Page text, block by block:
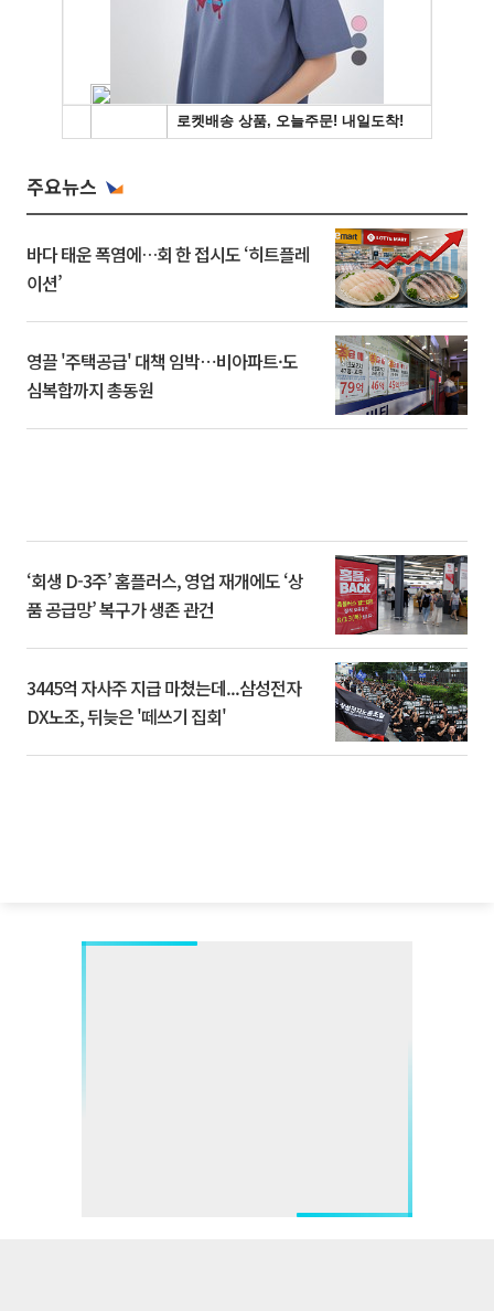
주요뉴스
바다 태운 폭염에…회 한 접시도 ‘히트플레
이션’
영끌 '주택공급' 대책 임박⋯비아파트·도
심복합까지 총동원
‘회생 D-3주’ 홈플러스, 영업 재개에도 ‘상
품 공급망’ 복구가 생존 관건
3445억 자사주 지급 마쳤는데...삼성전자
DX노조, 뒤늦은 '떼쓰기 집회'